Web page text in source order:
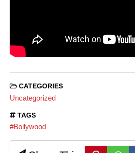
CATEGORIES
Uncategorized
TAGS
#Bollywood